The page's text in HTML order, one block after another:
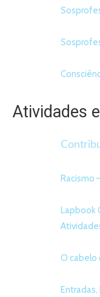
Atividades
Racismo
Lapbook
O cabelo